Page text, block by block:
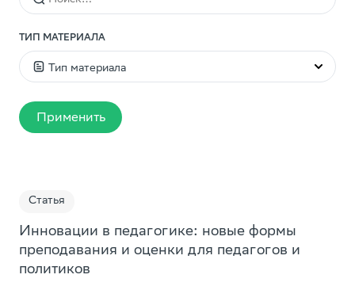
ТИП МАТЕРИАЛА
Тип материала
Статья
Дайджест
Исследование
Применить
Статья
Инновации в педагогике: новые формы
преподавания и оценки для педагогов и
политиков
саморазвитию «Мой Выбор»